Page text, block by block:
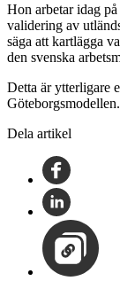
Hon arbetar idag
validering av
säga att kartlägga
den svenska
Detta är ytterligare
Göteborgsmodellen.
Dela artikel